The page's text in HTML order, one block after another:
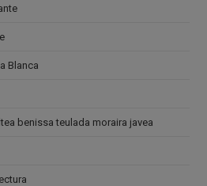
Blanca
benissa teulada moraira javea